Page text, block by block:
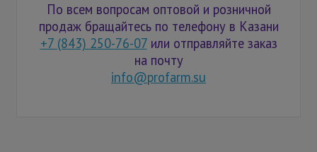
По всем вопросам оптовой и розничной
продаж бращайтесь по телефону в Казани
+7 (843) 250-76-07или отправляйте заказ
на почту
info@profarm.su